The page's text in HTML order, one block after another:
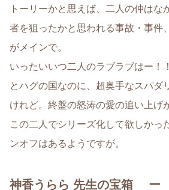
トーリーかと思えば、二人の仲はな
者を狙ったかと思われる事故・事件
がメインで。
いったいいつ二人のラブラブはー！
とハグの国なのに、超奥手なスパダ
けれど。終盤の怒涛の愛の追い上げ
この二人でシリーズ化して欲しかっ
ンオフはあるようですが。
神香うらら 先生の宝箱 ー